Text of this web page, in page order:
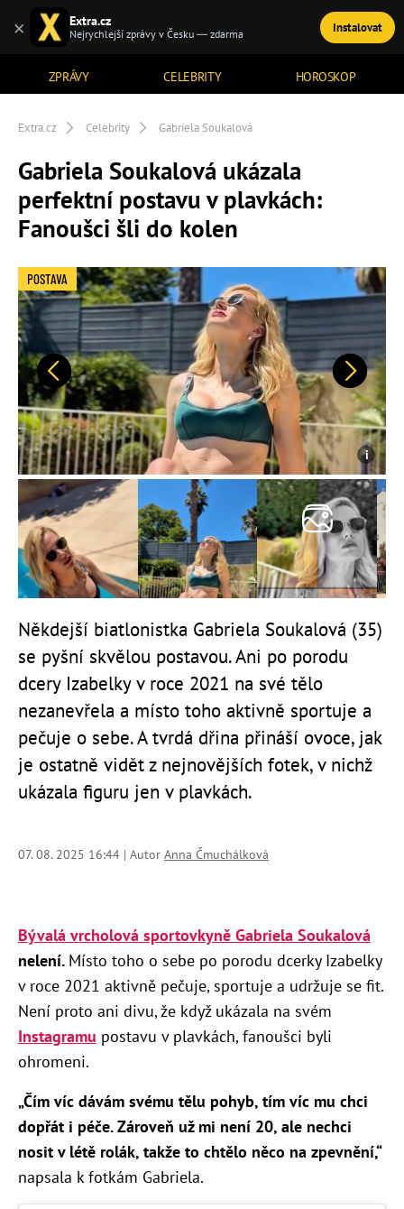
ZPRÁVY CELEBRITY HOROSKOP
TÉMATA
Extra.cz Celebrity Gabriela Soukalová
Gabriela Soukalová ukázala
perfektní postavu v plavkách:
Fanoušci šli do kolen
Předchozí Další
POSTAVA
Někdejší biatlonistka Gabriela Soukalová (35)
se pyšní skvělou postavou. Ani po porodu
dcery Izabelky v roce 2021 na své tělo
nezanevřela a místo toho aktivně sportuje a
pečuje o sebe. A tvrdá dřina přináší ovoce, jak
je ostatně vidět z nejnovějších fotek, v nichž
ukázala figuru jen v plavkách.
07. 08. 2025 16:44 | Autor Anna Čmuchálková
Bývalá vrcholová sportovkyně Gabriela Soukalová
nelení. Místo toho o sebe po porodu dcerky Izabelky
v roce 2021 aktivně pečuje, sportuje a udržuje se fit.
Není proto ani divu, že když ukázala na svém
Instagramu postavu v plavkách, fanoušci byli
ohromeni.
„Čím víc dávám svému tělu pohyb, tím víc mu chci
dopřát i péče. Zároveň už mi není 20, ale nechci
nosit v létě rolák, takže to chtělo něco na zpevnění,“
napsala k fotkám Gabriela.
× Extra.cz
Nejrychlejší zprávy v Česku — zdarma Instalovat